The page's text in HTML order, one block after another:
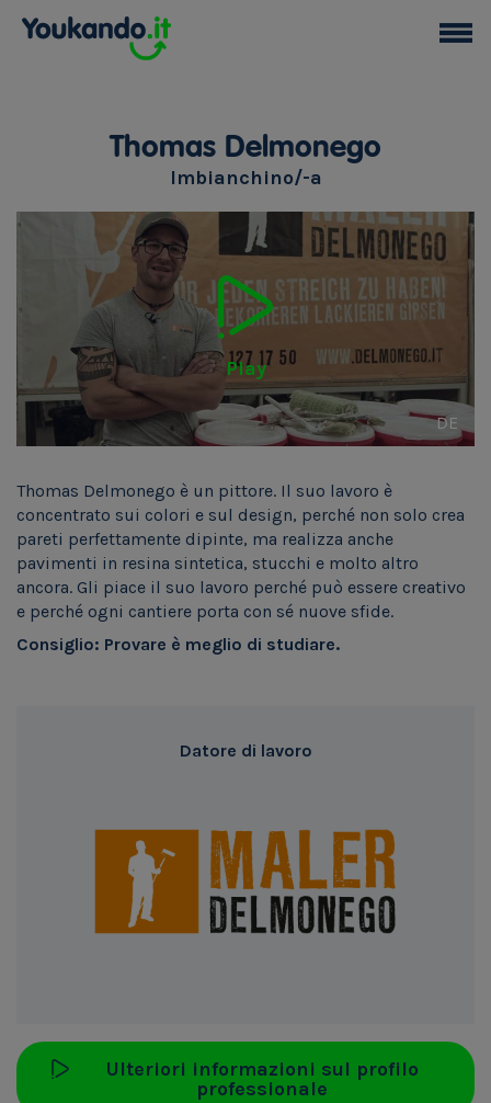
Thomas Delmonego
Imbianchino/-a
Play
DE
Thomas Delmonego è un pittore. Il suo lavoro è
concentrato sui colori e sul design, perché non solo crea
pareti perfettamente dipinte, ma realizza anche
pavimenti in resina sintetica, stucchi e molto altro
ancora. Gli piace il suo lavoro perché può essere creativo
e perché ogni cantiere porta con sé nuove sfide.
Consiglio: Provare è meglio di studiare.
Datore di lavoro
Ulteriori informazioni sul profilo
professionale